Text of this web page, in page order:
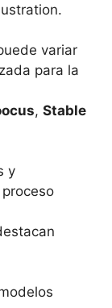
variar
para la
, Stable
y